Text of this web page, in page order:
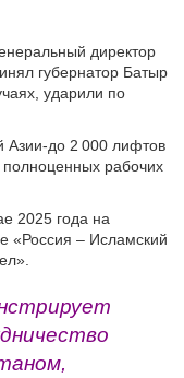
директор
губернатор Батыр
ударили по
Азии-до 2 000 лифтов
рабочих
2025 года на
«Россия – Исламский